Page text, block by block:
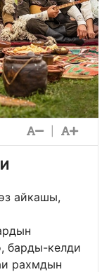
айкашы,
барды-келди
рахмдын